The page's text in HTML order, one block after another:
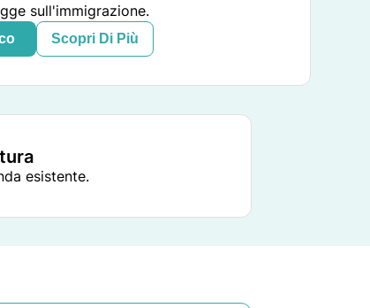
sull'immigrazione.
Scopri Di Più
esistente.